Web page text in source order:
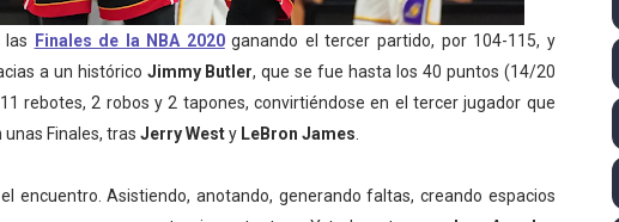
la nueva monarca Intercontinental, su primer título individual en
League 2026 - Las Utah Talons son bicampeonas de la AUSL
slalom 2026 (Oklahoma City, Estados Unidos) - Miquel Travé
2026 - Tadej Pogacar entra en el selecto grupo de los
Finales de la NBA 2020ganando el tercer partido, por 104-115, y
a un histórico Jimmy Butler, que se fue hasta los 40 puntos (14/20
rebotes, 2 robos y 2 tapones, convirtiéndose en el tercer jugador que
Finales, tras Jerry Westy LeBron James
encuentro. Asistiendo, anotando, generando faltas, creando espacios